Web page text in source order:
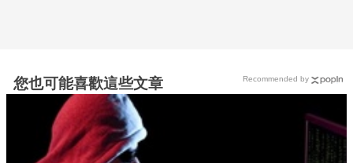
您也可能喜歡這些文章 Recommended by